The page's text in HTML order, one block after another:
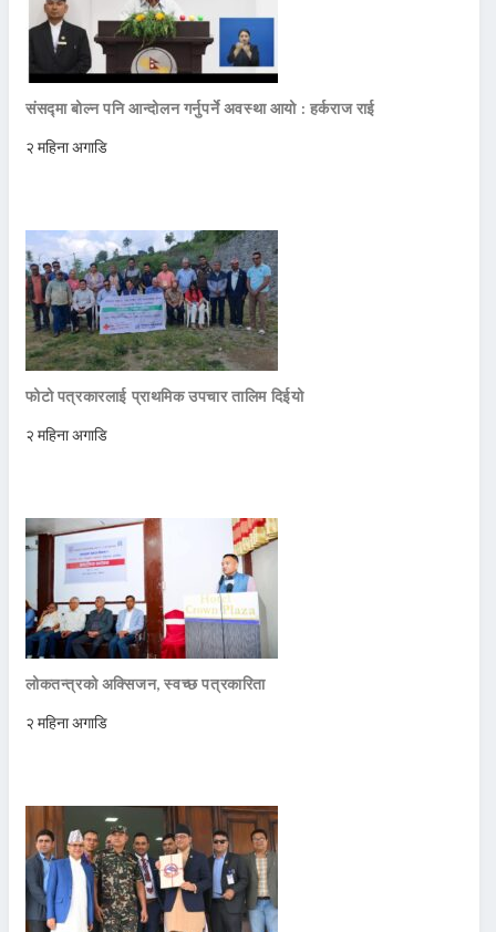
संसद्मा बोल्न पनि आन्दोलन गर्नुपर्ने अवस्था आयो : हर्कराज राई
२ महिना अगाडि
फोटो पत्रकारलाई प्राथमिक उपचार तालिम दिईयो
२ महिना अगाडि
लोकतन्त्रको अक्सिजन, स्वच्छ पत्रकारिता
२ महिना अगाडि